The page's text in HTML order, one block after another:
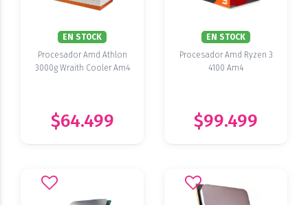
EN STOCK
Procesador Amd Athlon
3000g Wraith Cooler Am4
$64.499
EN STOCK
Procesador Amd Ryzen 3
4100 Am4
$99.499